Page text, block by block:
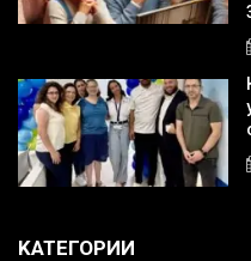
KАТЕГОРИИ